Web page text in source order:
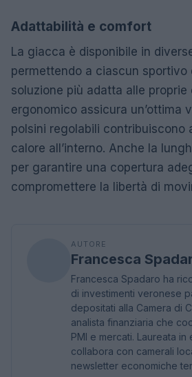
Adattabilità e comfort
La giacca è disponibile in
permettendo a ciascun sportivo
soluzione più adatta alle proprie
ergonomico assicura un’ottima
polsini regolabili contribuiscono
calore all’interno. Anche la
per garantire una copertura
compromettere la libertà di
AUTORE
Francesca
Francesca Spadaro ha
di investimenti veronese
depositati alla Camera di
analista finanziaria che
PMI e mercati. Laureata in
collabora con camerali
newsletter economiche